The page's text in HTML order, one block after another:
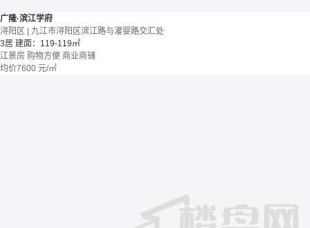
广隆·滨江学府
浔阳区 | 九江市浔阳区滨江路与灌婴路交汇处
3居 建面：119-119㎡
江景房 购物方便 商业商铺
均价7600 元/㎡